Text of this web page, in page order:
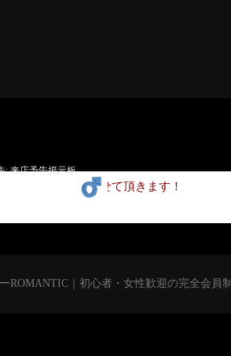
: 来店予告掲示板
行かせて頂きます！
ROMANTIC｜初心者・女性歓迎の完全会員制